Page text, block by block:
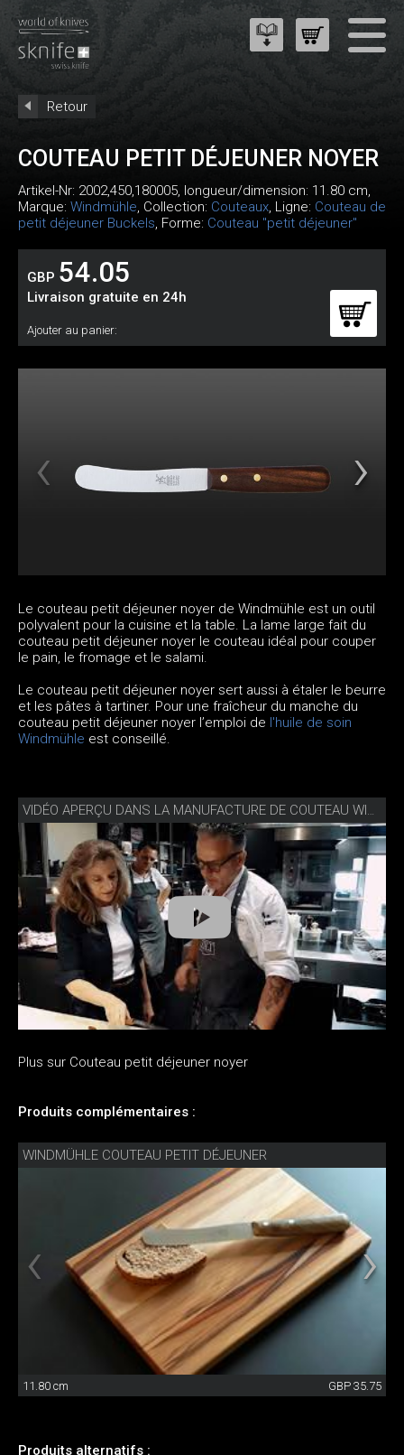
Retour
COUTEAU PETIT DÉJEUNER NOYER
Artikel-Nr: 2002,450,180005, longueur/dimension: 11.80 cm,
Marque: Windmühle, Collection: Couteaux, Ligne: Couteau de
petit déjeuner Buckels, Forme: Couteau "petit déjeuner"
GBP 54.05
Livraison gratuite en 24h
Ajouter au panier:
Le couteau petit déjeuner noyer de Windmühle est un outil
polyvalent pour la cuisine et la table. La lame large fait du
couteau petit déjeuner noyer le couteau idéal pour couper
le pain, le fromage et le salami.
Le couteau petit déjeuner noyer sert aussi à étaler le beurre
et les pâtes à tartiner. Pour une fraîcheur du manche du
couteau petit déjeuner noyer l’emploi de l'huile de soin
Windmühle est conseillé.
Plus sur Couteau petit déjeuner noyer
Produits complémentaires :
WINDMÜHLE COUTEAU PETIT DÉJEUNER
11.80 cm GBP 35.75
Produits alternatifs :